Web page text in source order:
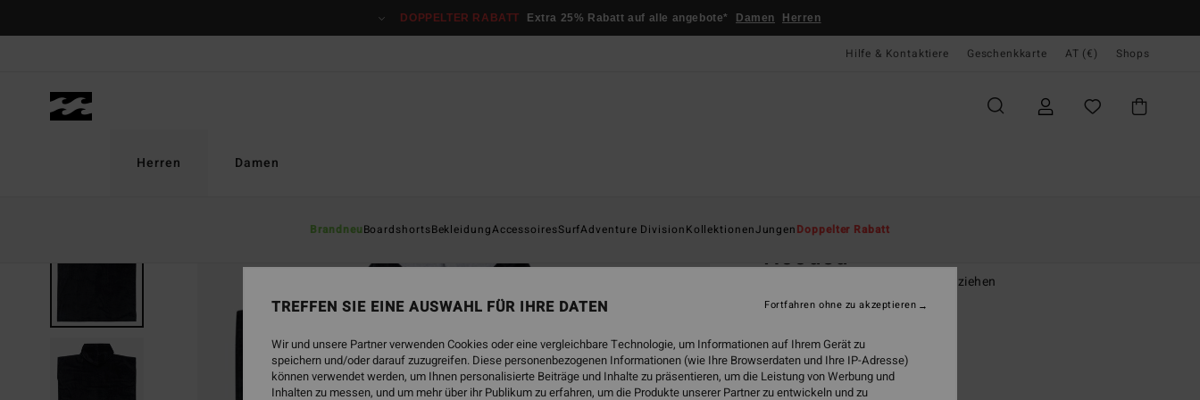
DOPPELTER RABATT Extra 25% Rabatt auf alle angebote* Damen Herren
Hilfe & Kontaktiere Geschenkkarte AT (€) Shops
Herren
BrandneuBoardshortsBekleidungAccessoiresSurfAdventure DivisionKollektionenJungenDoppelter Rabatt
Damen
Hooded
Unisex Schwarz Poncho zum Umziehen
(6 Bewertungen)
€ 59,95
DOPPELTER RABATT EXTRA 25%
TREFFEN SIE EINE AUSWAHL FÜR IHRE DATEN
Wir und unsere Partner verwenden Cookies oder eine vergleichbare Technologie, um Informationen auf Ihrem Gerät zu
speichern und/oder darauf zuzugreifen. Diese personenbezogenen Informationen (wie Ihre Browserdaten und Ihre IP-Adresse)
können verwendet werden, um Ihnen personalisierte Beiträge und Inhalte zu präsentieren, um die Leistung von Werbung und
Inhalten zu messen, und um mehr über ihr Publikum zu erfahren, um die Produkte unserer Partner zu entwickeln und zu
Fortfahren ohne zu akzeptieren